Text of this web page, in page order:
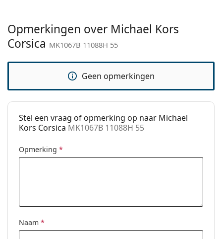
Merk:
Michael Kors
Functie:
Fashion
Code:
MK1067B 11088H 55
beschikbaar:
Ja
Opmerkingen over Michael Kors
Corsica MK1067B 11088H 55
Geen opmerkingen
Stel een vraag of opmerking op naar Michael
Kors Corsica MK1067B 11088H 55
Opmerking *
Naam *